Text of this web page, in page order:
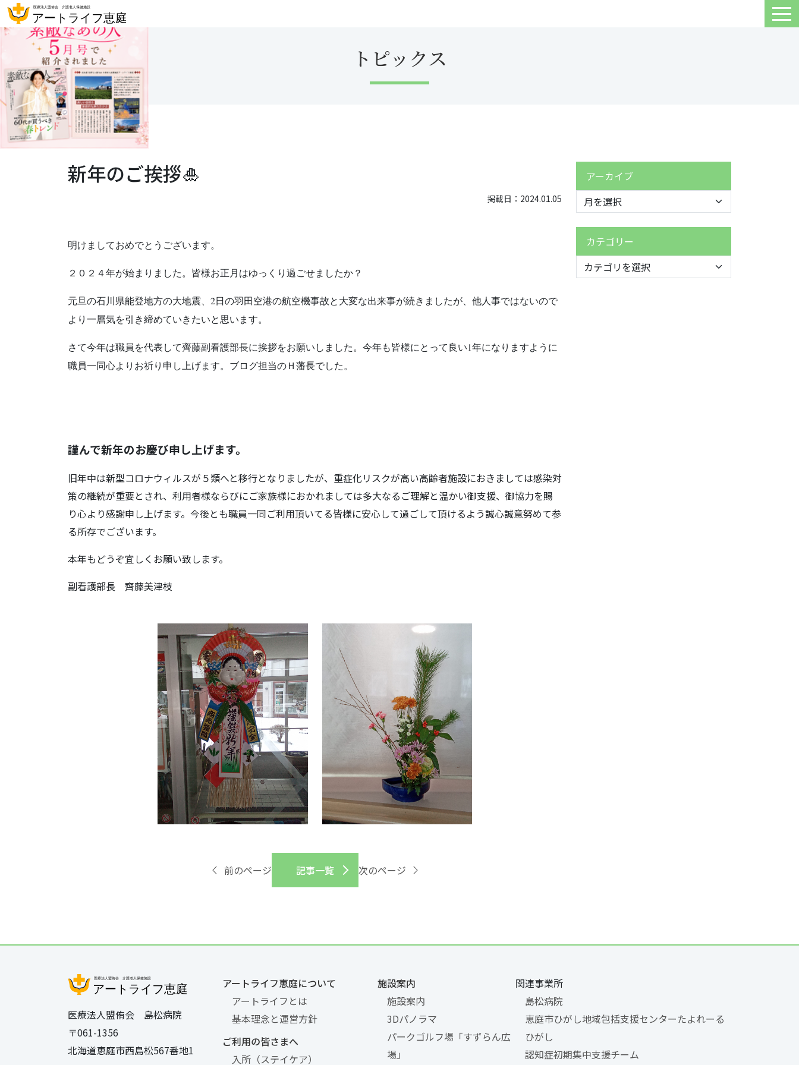
トピックス
新年のご挨拶🎍
掲載日：2024.01.05
明けましておめでとうございます。
２０２４年が始まりました。皆様お正月はゆっくり過ごせましたか？
元旦の石川県能登地方の大地震、2日の羽田空港の航空機事故と大変な出来事が続きましたが、他人事ではないので
より一層気を引き締めていきたいと思います。
さて今年は職員を代表して齊藤副看護部長に挨拶をお願いしました。今年も皆様にとって良い1年になりますように
職員一同心よりお祈り申し上げます。ブログ担当のＨ藩長でした。
謹んで新年のお慶び申し上げます。
旧年中は新型コロナウィルスが５類へと移行となりましたが、重症化リスクが高い高齢者施設におきましては感染対
策の継続が重要とされ、利用者様ならびにご家族様におかれましては多大なるご理解と温かい御支援、御協力を賜
り心より感謝申し上げます。今後とも職員一同ご利用頂いてる皆様に安心して過ごして頂けるよう誠心誠意努めて参
る所存でございます。
本年もどうぞ宜しくお願い致します。
副看護部長 齊藤美津枝
前のページ 記事一覧 次のページ
アーカイブ
カテゴリー
医療法人盟侑会 島松病院
〒061-1356
北海道恵庭市西島松567番地1
アートライフ恵庭について
アートライフとは
基本理念と運営方針
ご利用の皆さまへ
入所（ステイケア）
施設案内
施設案内
3Dパノラマ
パークゴルフ場「すずらん広
場」
関連事業所
島松病院
恵庭市ひがし地域包括支援センターたよれーる
ひがし
認知症初期集中支援チーム